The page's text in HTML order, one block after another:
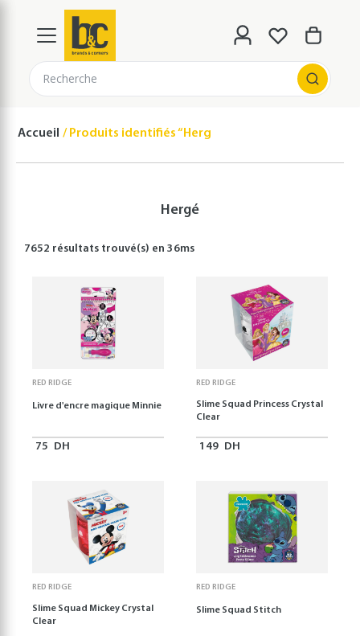
Recherche
Accueil Produits identifiés “Hergé”
Hergé
7652 résultats trouvé(s) en36ms
RED RIDGE
Livre d'encre magique Minnie
75 DH
RED RIDGE
Slime Squad Princess Crystal
Clear
149 DH
RED RIDGE
Slime Squad Mickey Crystal
Clear
RED RIDGE
Slime Squad Stitch